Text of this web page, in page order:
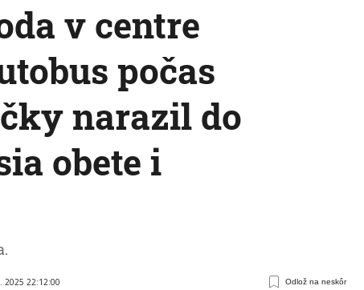
v centre
počas
narazil do
obete i
2025 22:12:00 Odlož na neskôr